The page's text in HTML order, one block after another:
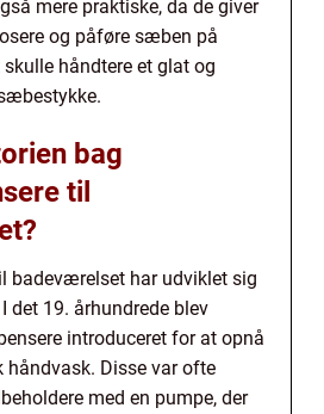
mere praktiske, da de giver
og påføre sæben på
håndtere et glat og
bag
til
badeværelset har udviklet sig
det 19. århundrede blev
introduceret for at opnå
håndvask. Disse var ofte
med en pumpe, der